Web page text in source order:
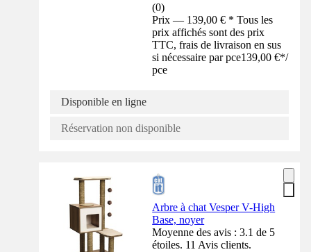
(0)
Prix — 139,00 € * Tous les
prix affichés sont des prix
TTC, frais de livraison en sus
si nécessaire par pce139,00 €*/
pce
Disponible en ligne
Réservation non disponible
Arbre à chat Vesper V-High
Base, noyer
Moyenne des avis : 3.1 de 5
étoiles. 11 Avis clients.